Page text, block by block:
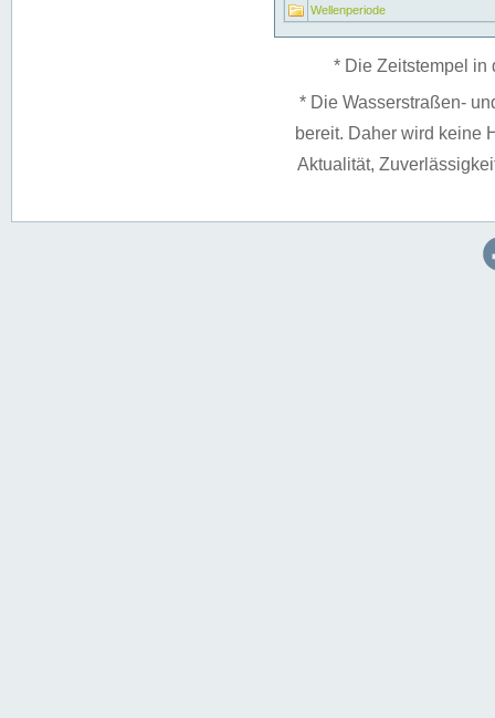
Wellenperiode
* Die Zeitstempel in
* Die Wasserstraßen-
bereit. Daher wird keine
Aktualität,